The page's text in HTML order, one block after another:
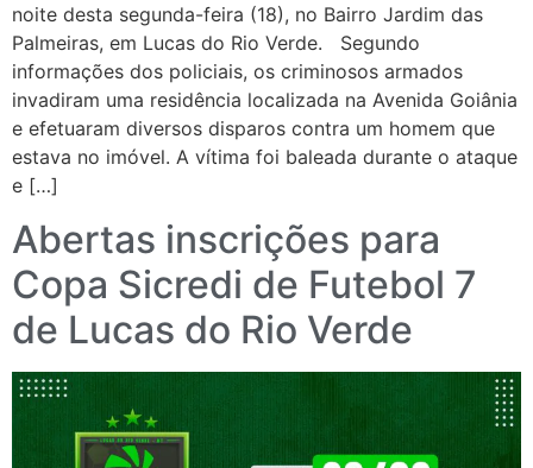
noite desta segunda-feira (18), no Bairro Jardim das
Palmeiras, em Lucas do Rio Verde. Segundo
informações dos policiais, os criminosos armados
invadiram uma residência localizada na Avenida Goiânia
e efetuaram diversos disparos contra um homem que
estava no imóvel. A vítima foi baleada durante o ataque
e […]
Abertas inscrições para
Copa Sicredi de Futebol 7
de Lucas do Rio Verde